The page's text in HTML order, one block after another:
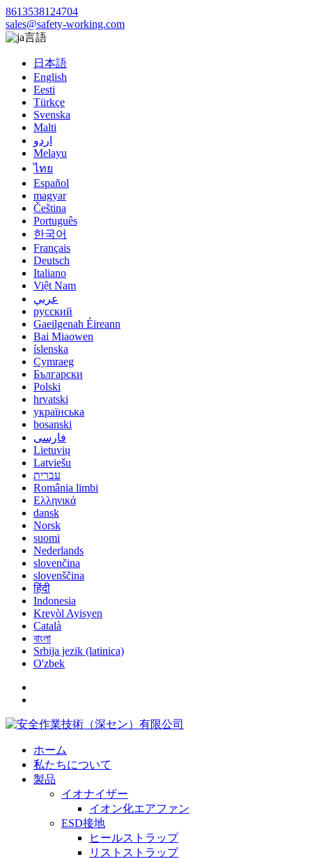
8613538124704
sales@safety-working.com
言語
日本語
English
Eesti
Türkçe
Svenska
Malti
اردو
Melayu
ไทย
Español
magyar
Čeština
Português
한국어
Français
Deutsch
Italiano
Việt Nam
عربي
русский
Gaeilgenah Éireann
Bai Miaowen
íslenska
Cymraeg
Български
Polski
hrvatski
українська
bosanski
فارسی
Lietuvių
Latviešu
עברית
România limbi
Ελληνικά
dansk
Norsk
suomi
Nederlands
slovenčina
slovenščina
हिंदी
Indonesia
Kreyòl Ayisyen
Català
বাংলা
Srbija jezik (latinica)
O'zbek
ホーム
私たちについて
製品
イオナイザー
イオン化エアファン
ESD接地
ヒールストラップ
リストストラップ